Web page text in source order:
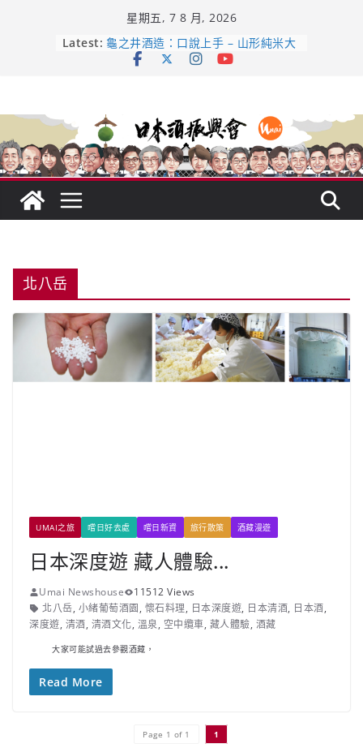
星期五, 7 8 月, 2026
Latest: 龜之井酒造：口說上手 – 山形純米大
吟釀的堅持與傳承 ～ くどき上手
響 𝟭𝟮 年 復活了!
【酒業商戰】130年老酒藏殺入股票
市場！梅乃宿上市背後的密碼
北八岳
UMAI之旅 嚐日好去處 嚐日新資 旅行散策 酒藏漫遊
日本深度遊 藏人體驗...
Umai Newshouse
11512 Views
北八岳, 小緒葡萄酒園, 懷石料理, 日本深度遊, 日本清酒, 日本酒,
深度遊, 清酒, 清酒文化, 溫泉, 空中纜車, 藏人體驗, 酒藏
大家可能試過去參觀酒藏，
Read More
Page 1 of 1 1